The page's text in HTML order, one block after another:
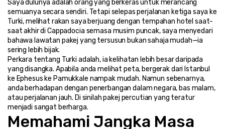
Saya dulunya adalah orang yang berkeras untuk merancang
semuanya secara sendiri. Tetapi selepas perjalanan ketiga saya ke
Turki, melihat rakan saya berjuang dengan tempahan hotel saat-
saat akhir di Cappadocia semasa musim puncak, saya menyedari
bahawa lawatan pakej yang tersusun bukan sahaja mudah—ia
sering lebih bijak.
Perkara tentang Turki adalah, ia kelihatan lebih besar daripada
yang disangka. Apabila anda melihat peta, bergerak dari Istanbul
ke Ephesus ke Pamukkale nampak mudah. Namun sebenarnya,
anda berhadapan dengan penerbangan dalam negara, bas malam,
atau perjalanan jauh. Di sinilah pakej percutian yang teratur
menjadi sangat berharga.
Memahami Jangka Masa